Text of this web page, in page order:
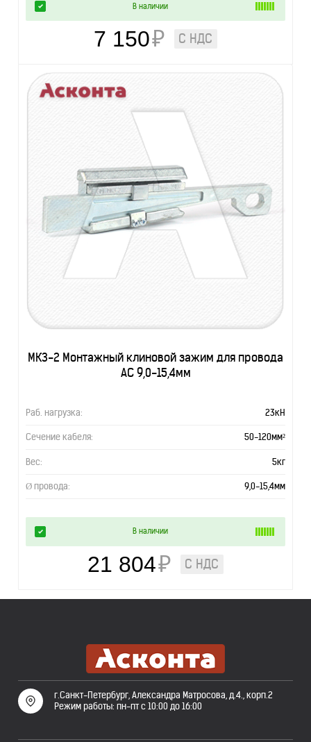
В наличии
7 150₽ С НДС
МКЗ-2 Монтажный клиновой зажим для провода
АС 9,0-15,4мм
Раб. нагрузка: 23кН
Сечение кабеля: 50-120мм²
Вес: 5кг
Ø провода: 9,0-15,4мм
В наличии
21 804₽ С НДС
г.Санкт-Петербург, Александра Матросова, д.4., корп.2
Режим работы: пн-пт с 10:00 до 16:00